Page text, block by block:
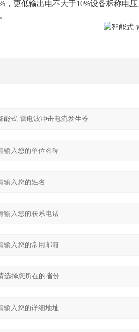
，更低输出电不大于10%设备标称电压